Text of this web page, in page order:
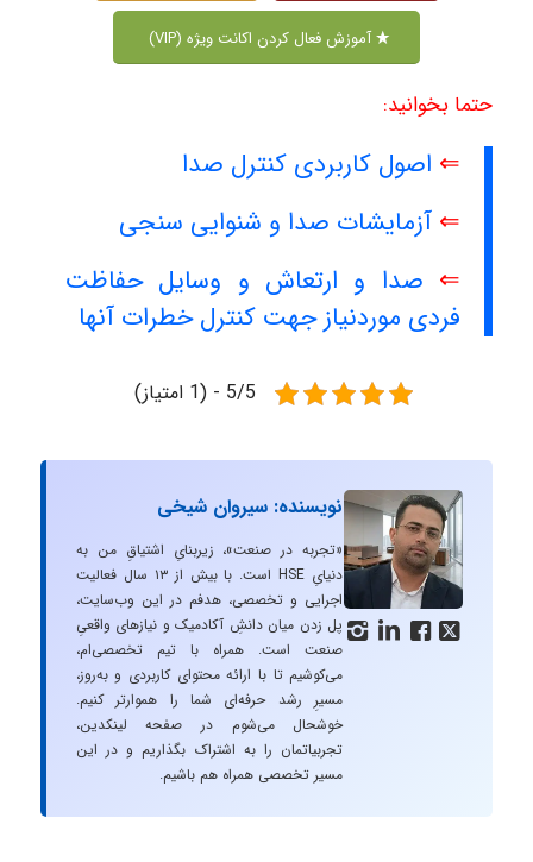
آموزش فعال کردن اکانت ویژه (VIP)
حتما بخوانید:
⇐ اصول کاربردی کنترل صدا
⇐ آزمایشات صدا و شنوایی سنجی
⇐ صدا و ارتعاش و وسایل حفاظت
فردی موردنیاز جهت کنترل خطرات آنها
5/5 - (1 امتیاز)
   
نویسنده: سیروان شیخی
«تجربه در صنعت»، زیربنایِ اشتیاقِ من به
دنیایِ HSE است. با بیش از ۱۳ سال فعالیت
اجرایی و تخصصی، هدفم در این وب‌سایت،
پل زدن میان دانشِ آکادمیک و نیازهای واقعیِ
صنعت است. همراه با تیم تخصصی‌ام،
می‌کوشیم تا با ارائه محتوای کاربردی و به‌روز،
مسیرِ رشد حرفه‌ای شما را هموارتر کنیم.
خوشحال می‌شوم در صفحه لینکدین،
تجربیاتمان را به اشتراک بگذاریم و در این
مسیر تخصصی همراه هم باشیم.